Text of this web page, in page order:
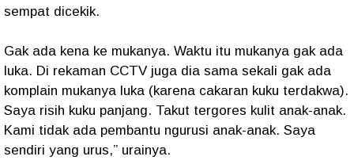
sempat dicekik.
Gak ada kena ke mukanya. Waktu itu mukanya gak ada
luka. Di rekaman CCTV juga dia sama sekali gak ada
komplain mukanya luka (karena cakaran kuku terdakwa).
Saya risih kuku panjang. Takut tergores kulit anak-anak.
Kami tidak ada pembantu ngurusi anak-anak. Saya
sendiri yang urus,” urainya.